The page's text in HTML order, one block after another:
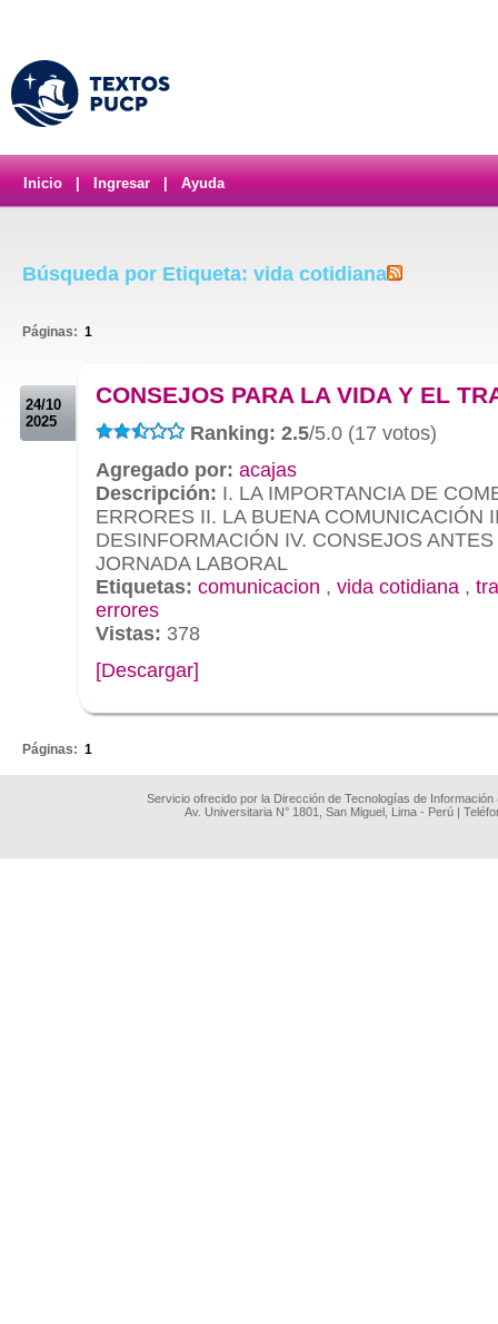
Inicio Ingresar Ayuda
Búsqueda por Etiqueta: vida cotidiana
Páginas: 1
24/10
2025
CONSEJOS PARA LA VIDA Y EL
Ranking: 2.5/5.0 (17 votos)
Agregado por: acajas
Descripción: I. LA IMPORTANCIA DE
ERRORES II. LA BUENA COMUNICACIÓN
DESINFORMACIÓN IV. CONSEJOS
JORNADA LABORAL
Etiquetas: comunicacion , vida cotidiana ,
errores
Vistas: 378
[Descargar]
Páginas: 1
Servicio ofrecido por la Dirección de Tecnologías de
Av. Universitaria N° 1801, San Miguel, Lima - Perú |